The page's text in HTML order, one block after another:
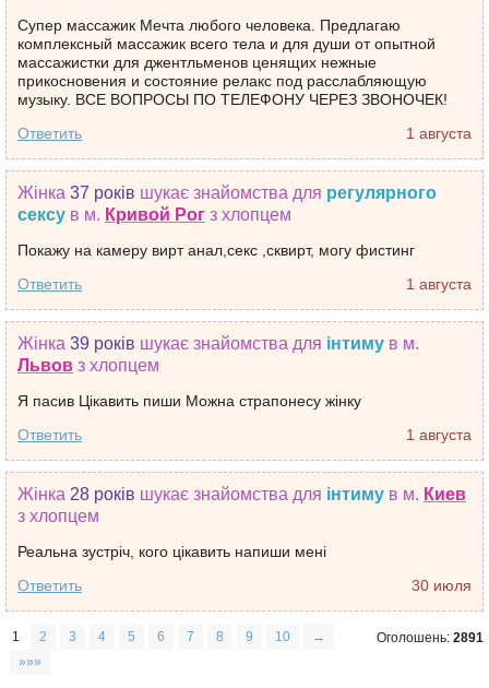
Супер массажик Мечта любого человека. Предлагаю
комплексный массажик всего тела и для души от опытной
массажистки для джентльменов ценящих нежные
прикосновения и состояние релакс под расслабляющую
музыку. ВСЕ ВОПРОСЫ ПО ТЕЛЕФОНУ ЧЕРЕЗ ЗВОНОЧЕК!
1 августа
Ответить
Жінка 37 років шукає знайомства для регулярного
сексу в м. Кривой Рог з хлопцем
Покажу на камеру вирт анал,секс ,сквирт, могу фистинг
1 августа
Ответить
Жінка 39 років шукає знайомства для інтиму в м.
Львов з хлопцем
Я пасив Цікавить пиши Можна страпонесу жінку
1 августа
Ответить
Жінка 28 років шукає знайомства для інтиму в м. Киев
з хлопцем
Реальна зустріч, кого цікавить напиши мені
30 июля
Ответить
Оголошень: 2891
1 2 3 4 5 6 7 8 9 10
→
»»»